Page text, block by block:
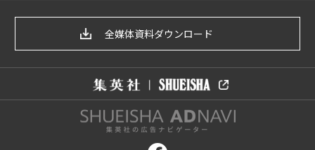
全媒体資料ダウンロード